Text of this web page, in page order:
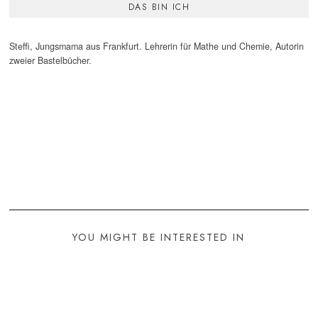
DAS BIN ICH
Steffi, Jungsmama aus Frankfurt. Lehrerin für Mathe und Chemie, Autorin
zweier Bastelbücher.
YOU MIGHT BE INTERESTED IN